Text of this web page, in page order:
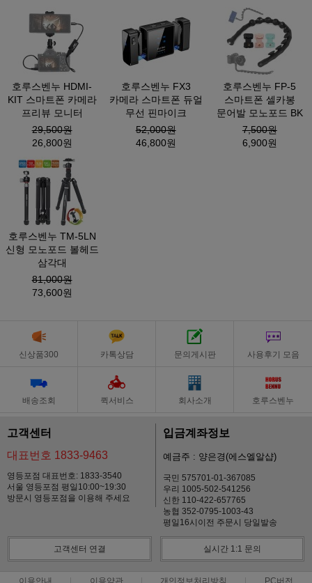
호루스벤누 HDMI-
KIT 스마트폰 카메라
프리뷰 모니터
29,500원
26,800원
호루스벤누 FX3
카메라 스마트폰 듀얼
무선 핀마이크
52,000원
46,800원
호루스벤누 FP-5
스마트폰 셀카봉
문어발 모노포드 BK
7,500원
6,900원
호루스벤누 TM-5LN
신형 모노포드 볼헤드
삼각대
81,000원
73,600원
신상품300 카톡상담 문의게시판 사용후기 모음
배송조회 퀵서비스 회사소개 호루스벤누
고객센터
대표번호 1833-9463
영등포점 대표번호: 1833-3540
서울 영등포점 평일10:00~19:30
방문시 영등포점을 이용해 주세요
입금계좌정보
예금주 : 양은경(에스엘알샵)
국민 575701-01-367085
우리 1005-502-541256
신한 110-422-657765
농협 352-0795-1003-43
평일16시이전 주문시 당일발송
고객센터 연결 실시간 1:1 문의
이용안내 이용약관 개인정보처리방침 PC버전